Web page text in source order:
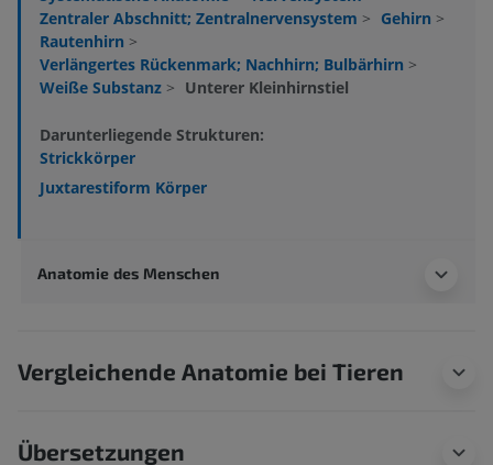
Zentraler Abschnitt; Zentralnervensystem > Gehirn >
Rautenhirn >
Verlängertes Rückenmark; Nachhirn; Bulbärhirn >
Weiße Substanz > Unterer Kleinhirnstiel
Darunterliegende Strukturen:
Strickkörper
Juxtarestiform Körper
Anatomie des Menschen
Vergleichende Anatomie bei Tieren
Übersetzungen